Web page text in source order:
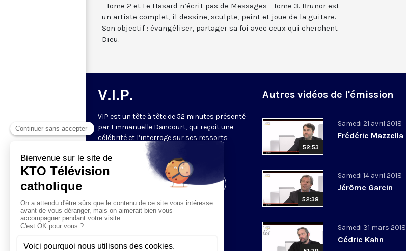
- Tome 2 et Le Hasard n’écrit pas de Messages - Tome 3. Brunor est
un artiste complet, il dessine, sculpte, peint et joue de la guitare.
Son objectif : évangéliser, partager sa foi avec ceux qui cherchent
Dieu.
V.I.P.
VIP est un tête à tête de 52 minutes présenté
par Emmanuelle Dancourt, qui reçoit une
célébrité et l’interroge sur ses ressorts
intérieurs… Une conversation intime et
spirituelle.
Visiter la page de l'émission
Autres vidéos de l'émission
52:53
Samedi 21 avril 2018
Frédéric Mazzella
52:38
Samedi 14 avril 2018
Jérôme Garcin
Samedi 31 mars 2018
Cédric Kahn